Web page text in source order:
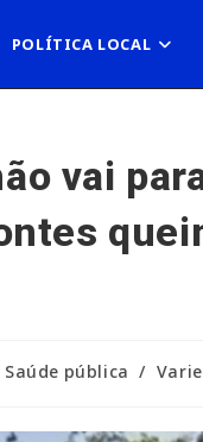
POLÍTICA LOCAL
vai
Saúde pública /